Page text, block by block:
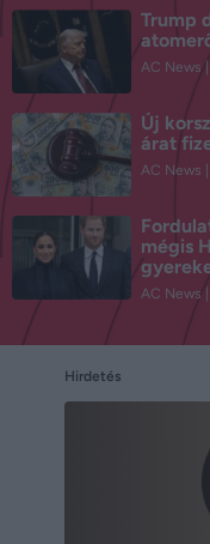
Trump
AC News
Új
árat
AC News
mégis
AC News
Hirdetés